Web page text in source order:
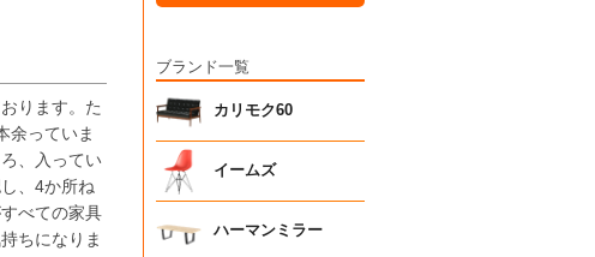
ります。た
余っていま
、入ってい
、4か所ね
べての家具
ちになりま
ブランド一覧
カリモク60
イームズ
ハーマンミラー